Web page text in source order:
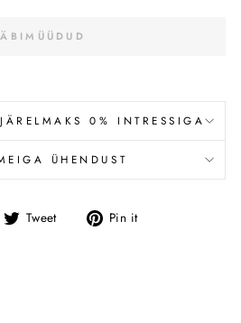
0% INTRESSIGA
ÜHENDUST
Tweet Tweet Pin it